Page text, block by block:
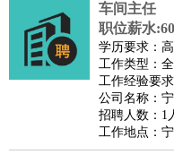
车间主任
职位薪水
学历要求：
工作类型：
工作经验要
公司名称：
招聘人数：1
工作地点：